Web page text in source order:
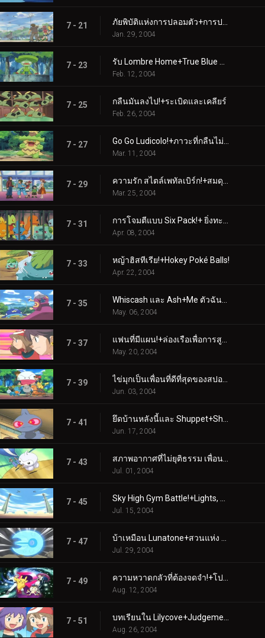
7 - 21
Jan. 29, 2004
7 - 23
Feb. 12, 2004
7 - 25 กลืนมันลงไป!+ระเบิดและเคลียร์
Feb. 26, 2004
7 - 27
Mar. 11, 2004
7 - 29
Mar. 25, 2004
7 - 31
Apr. 08, 2004
7 - 33 หญ้าฮิสทีเรีย!+Hokey Poké Balls!
Apr. 22, 2004
7 - 35
May. 06, 2004
7 - 37
May. 20, 2004
7 - 39
Jun. 03, 2004
7 - 41
Jun. 17, 2004
7 - 43
Jul. 01, 2004
7 - 45
Jul. 15, 2004
7 - 47
Jul. 29, 2004
7 - 49
Aug. 12, 2004
7 - 51
Aug. 26, 2004